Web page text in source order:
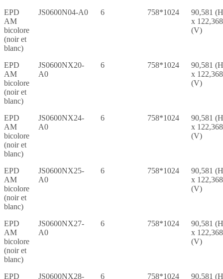
EPD
AM
bicolore
(noir et
blanc)
JS0600N04-A0 6 758*1024
90,581
x 122,368
(V)
EPD
AM
bicolore
(noir et
blanc)
JS0600NX20-
A0
6 758*1024
90,581
x 122,368
(V)
EPD
AM
bicolore
(noir et
blanc)
JS0600NX24-
A0
6 758*1024
90,581
x 122,368
(V)
EPD
AM
bicolore
(noir et
blanc)
JS0600NX25-
A0
6 758*1024
90,581
x 122,368
(V)
EPD
AM
bicolore
(noir et
blanc)
JS0600NX27-
A0
6 758*1024
90,581
x 122,368
(V)
EPD JS0600NX28- 6 758*1024 90,581